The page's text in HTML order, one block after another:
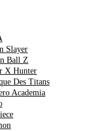
Slayer
Ball Z
X Hunter
Des Titans
Academia